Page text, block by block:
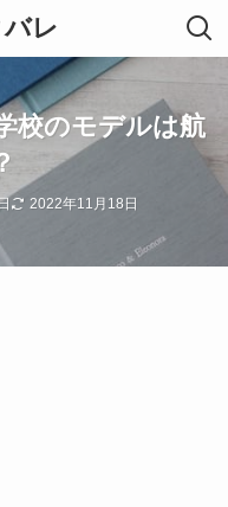
レ
校のモデルは航
2022年11月18日